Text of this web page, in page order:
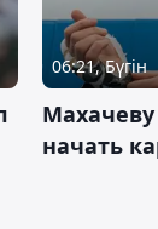
06:21, Бүгін
начать